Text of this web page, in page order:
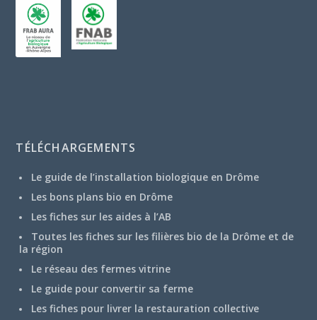
TÉLÉCHARGEMENTS
Le guide de l’installation biologique en Drôme
Les bons plans bio en Drôme
Les fiches sur les aides à l’AB
Toutes les fiches sur les filières bio de la Drôme et de
la région
Le réseau des fermes vitrine
Le guide pour convertir sa ferme
Les fiches pour livrer la restauration collective